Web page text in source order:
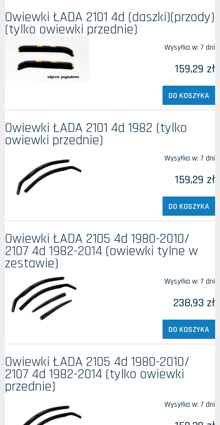
Owiewki ŁADA 2101 4d (daszki)(przody)
(tylko owiewki przednie)
Wysyłka w: 7 dni
159,29 zł
DO KOSZYKA
Owiewki ŁADA 2101 4d 1982 (tylko
owiewki przednie)
Wysyłka w: 7 dni
159,29 zł
DO KOSZYKA
Owiewki ŁADA 2105 4d 1980-2010/
2107 4d 1982-2014 (owiewki tylne w
zestawie)
Wysyłka w: 7 dni
238,93 zł
DO KOSZYKA
Owiewki ŁADA 2105 4d 1980-2010/
2107 4d 1982-2014 (tylko owiewki
przednie)
Wysyłka w: 7 dni